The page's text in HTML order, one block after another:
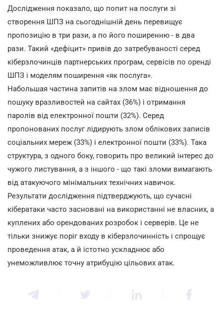
Дослідження показало, що попит на послуги зі
створення ШПЗ на сьогоднішній день перевищує
пропозицію в три рази, а по його поширенню - в два
рази. Такий «дефіцит» привів до затребуваності серед
кіберзлочинців партнерських програм, сервісів по оренді
ШПЗ і моделям поширення «як послуга».
Набольшая частина запитів на злом має відношення до
пошуку вразливостей на сайтах (36%) і отримання
паролів від електронної пошти (32%). Серед
пропонованих послуг лідирують злом облікових записів
соціальних мереж (33%) і електронної пошти (33%). Така
структура, з одного боку, говорить про великий інтерес до
чужого листування, а з іншого - що такі зломи вимагають
від атакуючого мінімальних технічних навичок.
Результати дослідження підтверджують, що сучасні
кібератаки часто засновані на використанні не власних, а
куплених або орендованих розробок і серверів. Це не
тільки знижує поріг входу в кіберзлочинність і спрощує
проведення атак, а й істотно ускладнює або
унеможливлює точну атрибуцію цільових атак.